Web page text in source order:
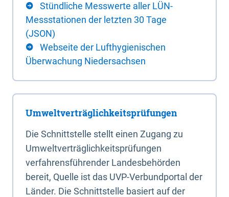
Stündliche Messwerte aller LÜN-
Messstationen der letzten 30 Tage
(JSON)
Webseite der Lufthygienischen
Überwachung Niedersachsen
Umweltverträglichkeitsprüfungen
Die Schnittstelle stellt einen Zugang zu
Umweltverträglichkeitsprüfungen
verfahrensführender Landesbehörden
bereit, Quelle ist das UVP-Verbundportal der
Länder. Die Schnittstelle basiert auf der